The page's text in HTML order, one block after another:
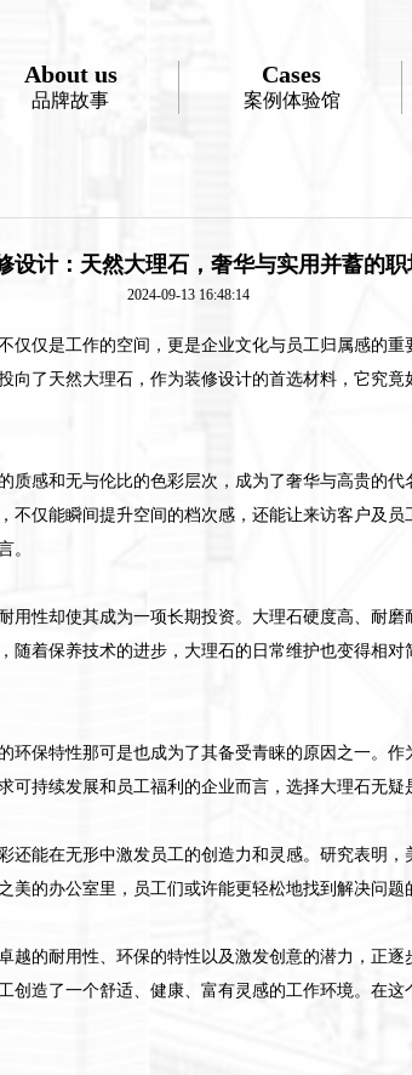
About us
品牌故事
Cases
案例体验馆
设计：天然大理石，奢华与实用并蓄的
2024-09-13 16:48:14
仅仅是工作的空间，更是企业文化与员工归属感的
向了天然大理石，作为装修设计的首选材料，它究竟
质感和无与伦比的色彩层次，成为了奢华与高贵的代
不仅能瞬间提升空间的档次感，还能让来访客户及
。
用性却使其成为一项长期投资。大理石硬度高、耐
随着保养技术的进步，大理石的日常维护也变得相
环保特性那可是也成为了其备受青睐的原因之一。
持续发展和员工福利的企业而言，选择大理石无疑
还能在无形中激发员工的创造力和灵感。研究表明
美的办公室里，员工们或许能更轻松地找到解决问
越的耐用性、环保的特性以及激发创意的潜力，正
创造了一个舒适、健康、富有灵感的工作环境。在